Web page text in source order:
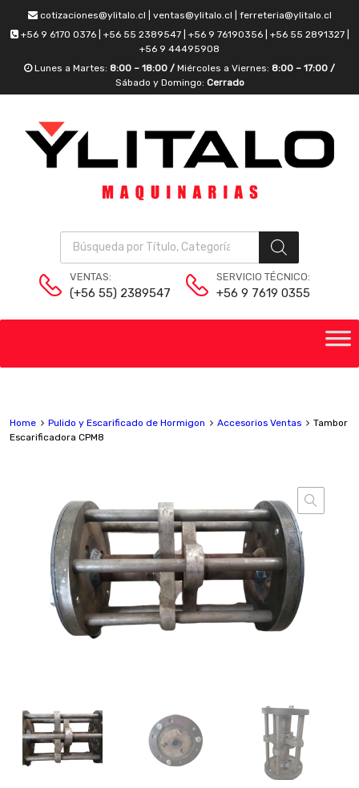
cotizaciones@ylitalo.cl | ventas@ylitalo.cl | ferreteria@ylitalo.cl
+56 9 6170 0376 | +56 55 2389547 | +56 9 76190356 | +56 55 2891327 |
+56 9 44495908
Lunes a Martes: 8:00 – 18:00 / Miércoles a Viernes: 8:00 – 17:00 /
Sábado y Domingo: Cerrado
VENTAS:
(+56 55) 2389547
SERVICIO TÉCNICO:
+56 9 7619 0355
Home Pulido y Escarificado de Hormigon Accesorios Ventas
Tambor
Escarificadora CPM8